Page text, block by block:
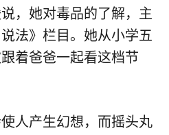
，她对毒品的了解，主
法》栏目。她从小学五
着爸爸一起看这档节
人产生幻想，而摇头丸